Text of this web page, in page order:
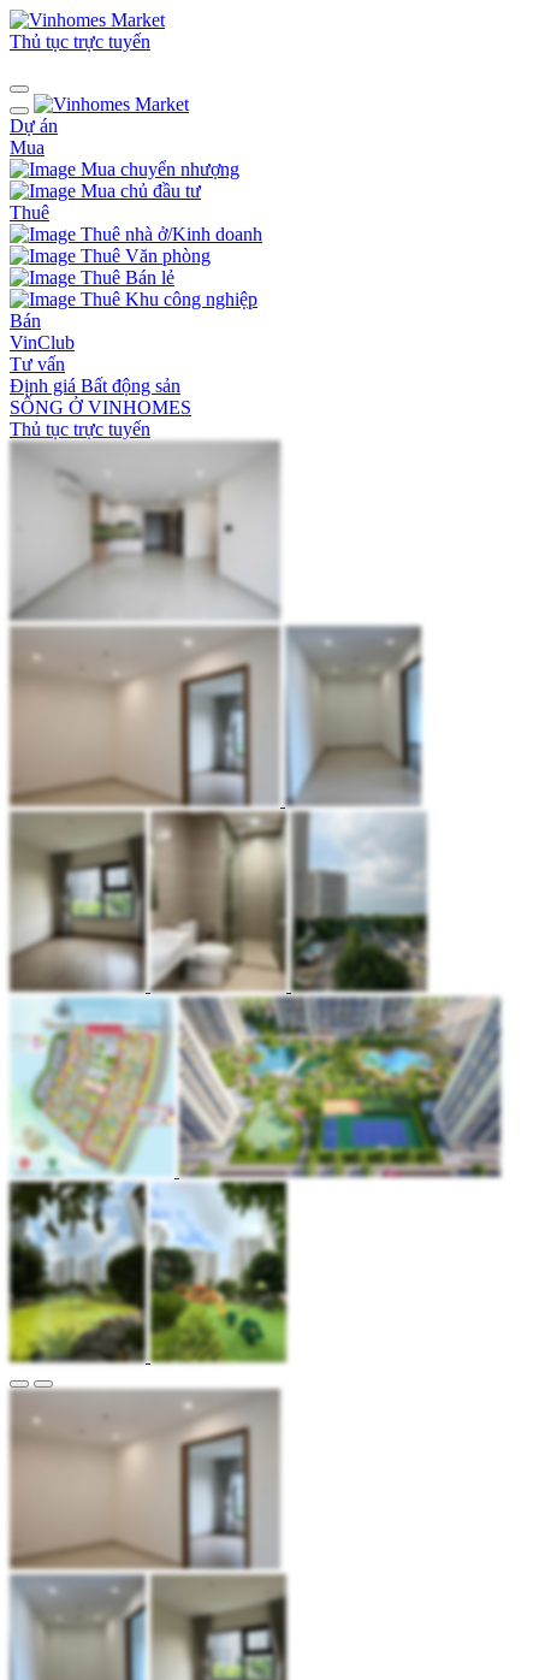
Thủ tục trực tuyến
Dự án
Mua
Mua chuyển nhượng
Mua chủ đầu tư
Thuê
Thuê nhà ở/Kinh doanh
Thuê Văn phòng
Thuê Bán lẻ
Thuê Khu công nghiệp
Bán
VinClub
Tư vấn
Định giá Bất động sản
SỐNG Ở VINHOMES
Thủ tục trực tuyến